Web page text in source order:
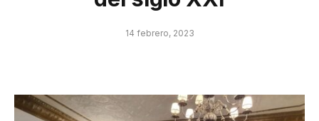
14 febrero, 2023